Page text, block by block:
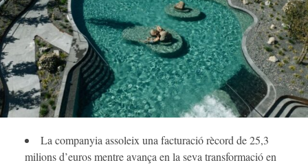
La companyia assoleix una facturació rècord de 25,3
milions d’euros mentre avança en la seva transformació en